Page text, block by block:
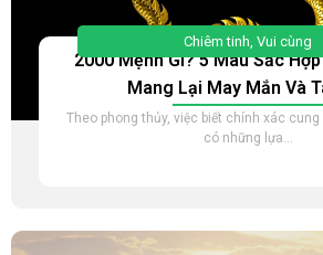
Chiêm tinh, Vui cùng
2000 Mệnh Gì? 5 Màu Sắc
Mang Lại May Mắn Và
Theo phong thủy, việc biết chính xác cung
có những lựa...